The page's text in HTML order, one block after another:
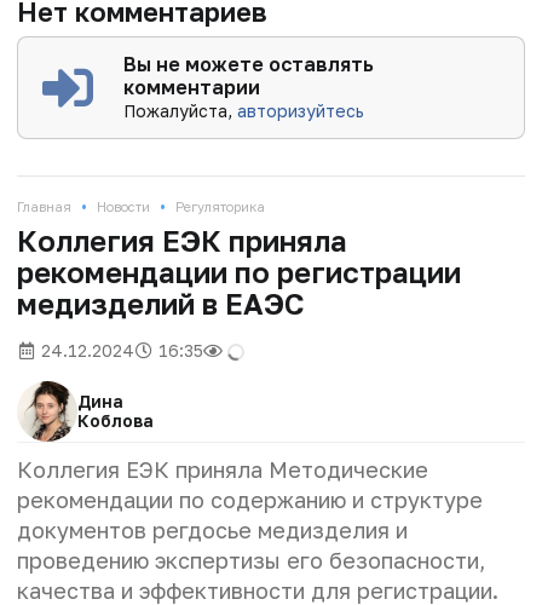
Нет комментариев
Вы не можете оставлять
комментарии
Пожалуйста,авторизуйтесь
Главная • Новости • Регуляторика
Коллегия ЕЭК приняла
рекомендации по регистрации
медизделий в ЕАЭС
24.12.2024 16:35
Дина
Коблова
Коллегия ЕЭК приняла Методические
рекомендации по содержанию и структуре
документов регдосье медизделия и
проведению экспертизы его безопасности,
качества и эффективности для регистрации.